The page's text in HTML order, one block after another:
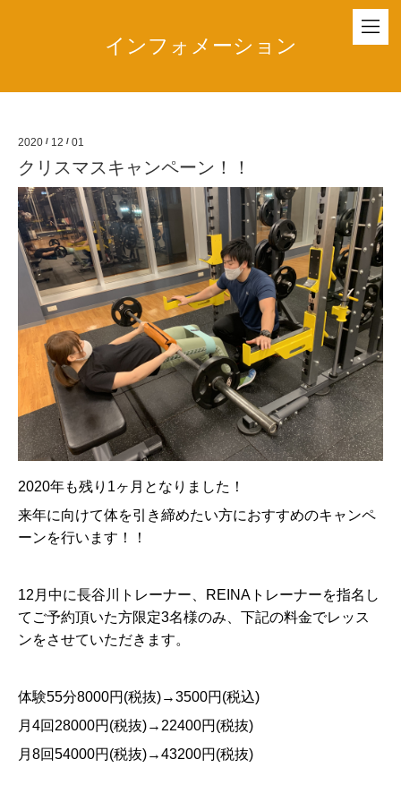
インフォメーション
2020 / 12 / 01
クリスマスキャンペーン！！
2020年も残り 1ヶ月となりました！
来年に向けて体を引き締めたい方におすすめのキャンペ
ーンを行います！！
12 月中に長谷川トレーナー、 REINA トレーナーを指名し
てご予約頂いた方限定3名様のみ、下記の料金でレッス
ンをさせていただきます。
体験55分8000円 (税抜)→3500円 (税込)
月 4回 28000円 (税抜)→22400円 (税抜)
月 8回54000円 (税抜)→43200円 (税抜)